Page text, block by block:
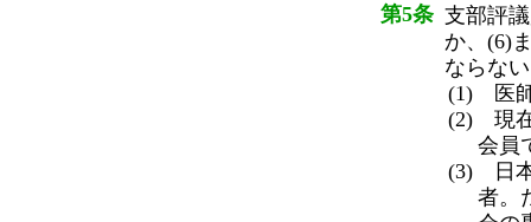
第5条 支部評
か、(6)
ならな
(1) 医師
(2) 現在
会員
(3) 日本
者。